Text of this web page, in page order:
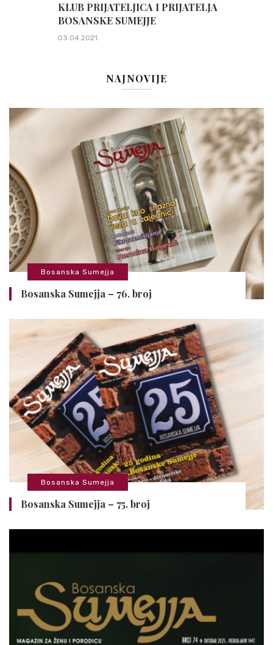
KLUB PRIJATELJICA I PRIJATELJA
BOSANSKE SUMEJJE
03.04.2021.
NAJNOVIJE
Bosanska Sumejja
Bosanska Sumejja – 76. broj
Bosanska Sumejja
Bosanska Sumejja – 75. broj